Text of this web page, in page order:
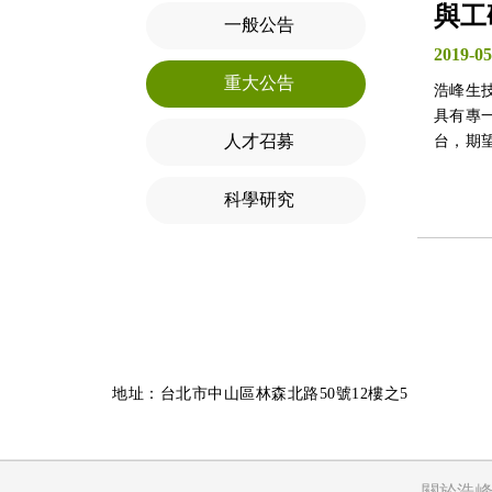
一般公告
重大公告
人才召募
科學研究
與
2019-
浩峰生
具有專
台，期
地址：台北市中山區林森北路50號12樓之5